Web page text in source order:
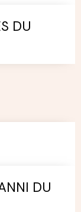
DU
DU